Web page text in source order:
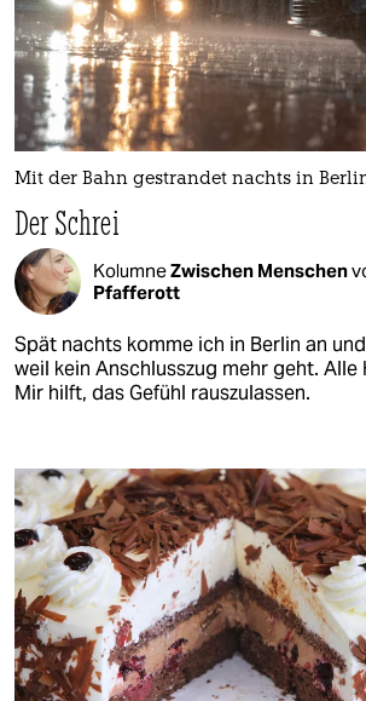
Mit der Bahn gestrandet nachts in
Der Schrei
KolumneZwischen Menschen
Pfafferott
Spät nachts komme ich in Berlin an
weil kein Anschlusszug mehr geht. Alle
Mir hilft, das Gefühl rauszulassen.